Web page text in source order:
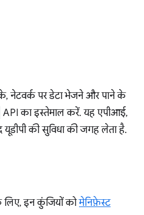
नेटवर्क पर डेटा भेजने और पाने के
API का इस्तेमाल करें. यह एपीआई,
की सुविधा की जगह लेता है.
इन कुंजियों कोमेनिफ़ेस्ट